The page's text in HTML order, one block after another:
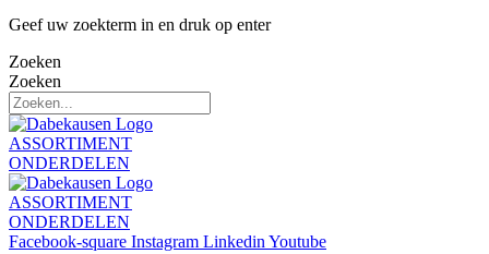
Geef uw zoekterm in en druk op enter
Zoeken
Zoeken
ASSORTIMENT
ONDERDELEN
ASSORTIMENT
ONDERDELEN
Facebook-square Instagram LinkedinYoutube